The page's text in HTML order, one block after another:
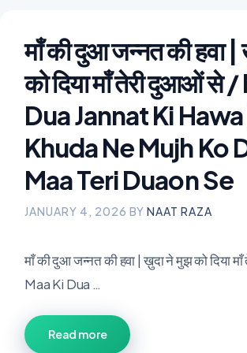
माँ की दुआ जन्नत की हवा
को दिया माँ तेरी दुआओं से
Dua Jannat Ki Hawa |
Khuda Ne Mujh Ko
Maa Teri Duaon Se
JANUARY 4, 2026 BY NAAT RAZA
माँ की दुआ जन्नत की हवा | ख़ुदा ने मुझ को दिया
Maa Ki Dua …
Read more